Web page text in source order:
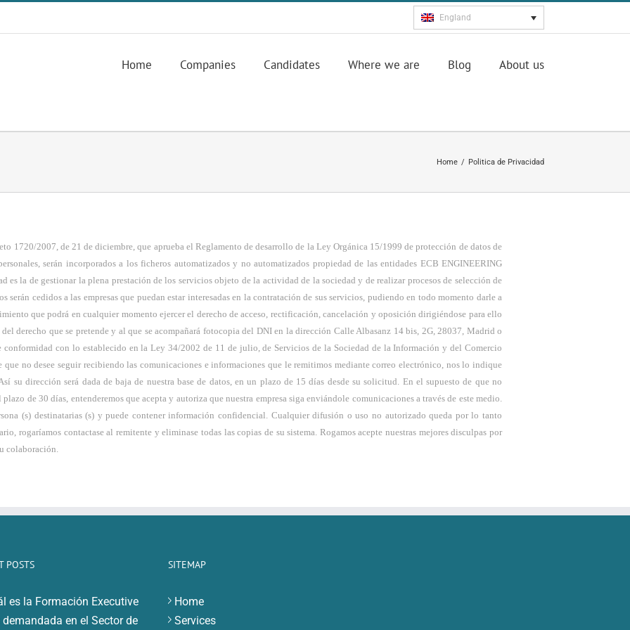
England
Home Companies Candidates Where we are Blog About us
Home / Politica de Privacidad
1720/2007, de 21 de diciembre, que aprueba el Reglamento de desarrollo de la Ley Orgánica 15/1999 de protección de datos de
serán incorporados a los ficheros automatizados y no automatizados propiedad de las entidades ECB ENGINEERING
es la de gestionar la plena prestación de los servicios objeto de la actividad de la sociedad y de realizar procesos de selección de
serán cedidos a las empresas que puedan estar interesadas en la contratación de sus servicios, pudiendo en todo momento darle a
que podrá en cualquier momento ejercer el derecho de acceso, rectificación, cancelación y oposición dirigiéndose para ello
derecho que se pretende y al que se acompañará fotocopia del DNI en la dirección Calle Albasanz 14 bis, 2G, 28037, Madrid o
con lo establecido en la Ley 34/2002 de 11 de julio, de Servicios de la Sociedad de la Información y del Comercio
no desee seguir recibiendo las comunicaciones e informaciones que le remitimos mediante correo electrónico, nos lo indique
su dirección será dada de baja de nuestra base de datos, en un plazo de 15 días desde su solicitud. En el supuesto de que no
de 30 días, entenderemos que acepta y autoriza que nuestra empresa siga enviándole comunicaciones a través de este medio.
(s) destinatarias (s) y puede contener información confidencial. Cualquier difusión o uso no autorizado queda por lo tanto
rogaríamos contactase al remitente y eliminase todas las copias de su sistema. Rogamos acepte nuestras mejores disculpas por
colaboración.
POSTS
es la Formación Executive
demandada en el Sector de
SITEMAP
Home
Services